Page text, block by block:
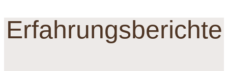
Erfahrungs­berichte